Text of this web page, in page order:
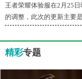
王者荣耀体验服在2月25
的调整，此次的更新主要
精彩专题